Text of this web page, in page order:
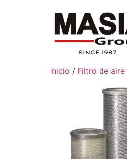
Inicio / Filtro de aire